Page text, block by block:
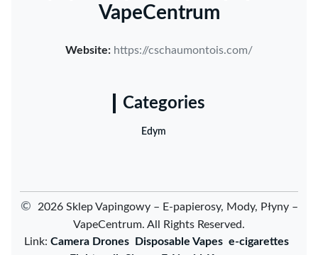
VapeCentrum
Website: https://cschaumontois.com/
Categories
Edym
©
2026 Sklep Vapingowy – E-papierosy, Mody, Płyny –
VapeCentrum. All Rights Reserved.
Link: Camera Drones Disposable Vapes e-cigarettes